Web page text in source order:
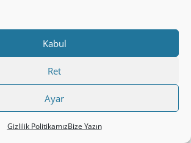
Kabul
Ret
Ayar
Gizlilik PolitikamızBize Yazın
Tanrı nasıl böyle bir buyruk verir? İblis’i
Ama illede bir şeyi ölümüne haklı
Ama böyle bir yürek, Tanrı’yı arayan bir
değil, bir dine, Muhammed isminde
Ama ‘Bunu bana Allah bildirdi’ diye